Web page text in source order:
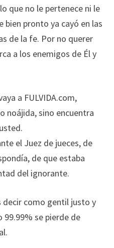
que no le pertenece ni le
bien pronto ya cayó en las
de la fe. Por no querer
a los enemigos de Él y
a FULVIDA.com,
noájida, sino encuentra
el Juez de jueces, de
de que estaba
del ignorante.
decir como gentil justo y
se pierde de